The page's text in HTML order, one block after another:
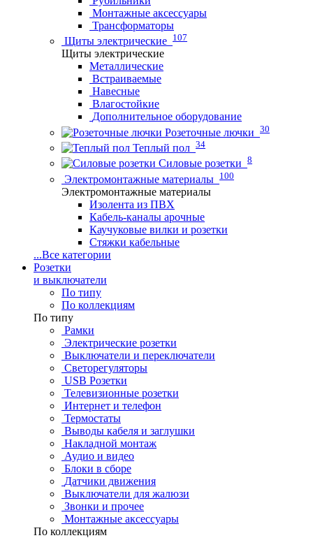
Монтажные аксессуары
Трансформаторы
Щиты электрические 107
Щиты электрические
Металлические
Встраиваемые
Навесные
Влагостойкие
Дополнительное оборудование
Розеточные лючки 30
Теплый пол 34
Силовые розетки 8
Электромонтажные материалы 100
Электромонтажные материалы
Изолента из ПВХ
Кабель-каналы арочные
Каучуковые вилки и розетки
Стяжки кабельные
...Все категории
Розетки
и выключатели
По типу
По коллекциям
По типу
Рамки
Электрические розетки
Выключатели и переключатели
Светорегуляторы
USB Розетки
Телевизионные розетки
Интернет и телефон
Термостаты
Выводы кабеля и заглушки
Накладной монтаж
Аудио и видео
Блоки в сборе
Датчики движения
Выключатели для жалюзи
Звонки и прочее
Монтажные аксессуары
По коллекциям